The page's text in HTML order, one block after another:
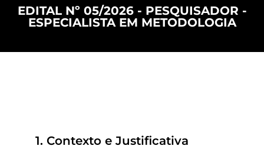
EDITAL Nº 05/2026 - PESQUISADOR -
ESPECIALISTA EM METODOLOGIA
1. Contexto e Justificativa